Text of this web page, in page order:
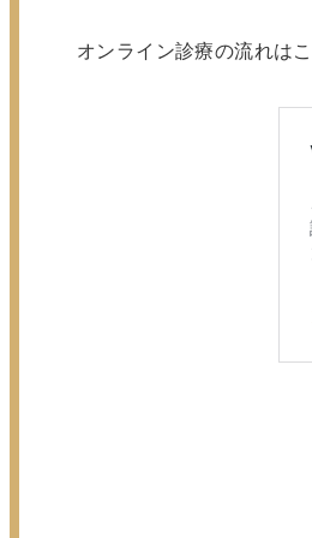
オンライン診療の流れは